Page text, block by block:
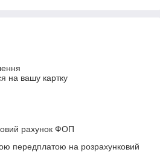
на вашу картку
рахунок ФОП
передплатою на розрахунковий